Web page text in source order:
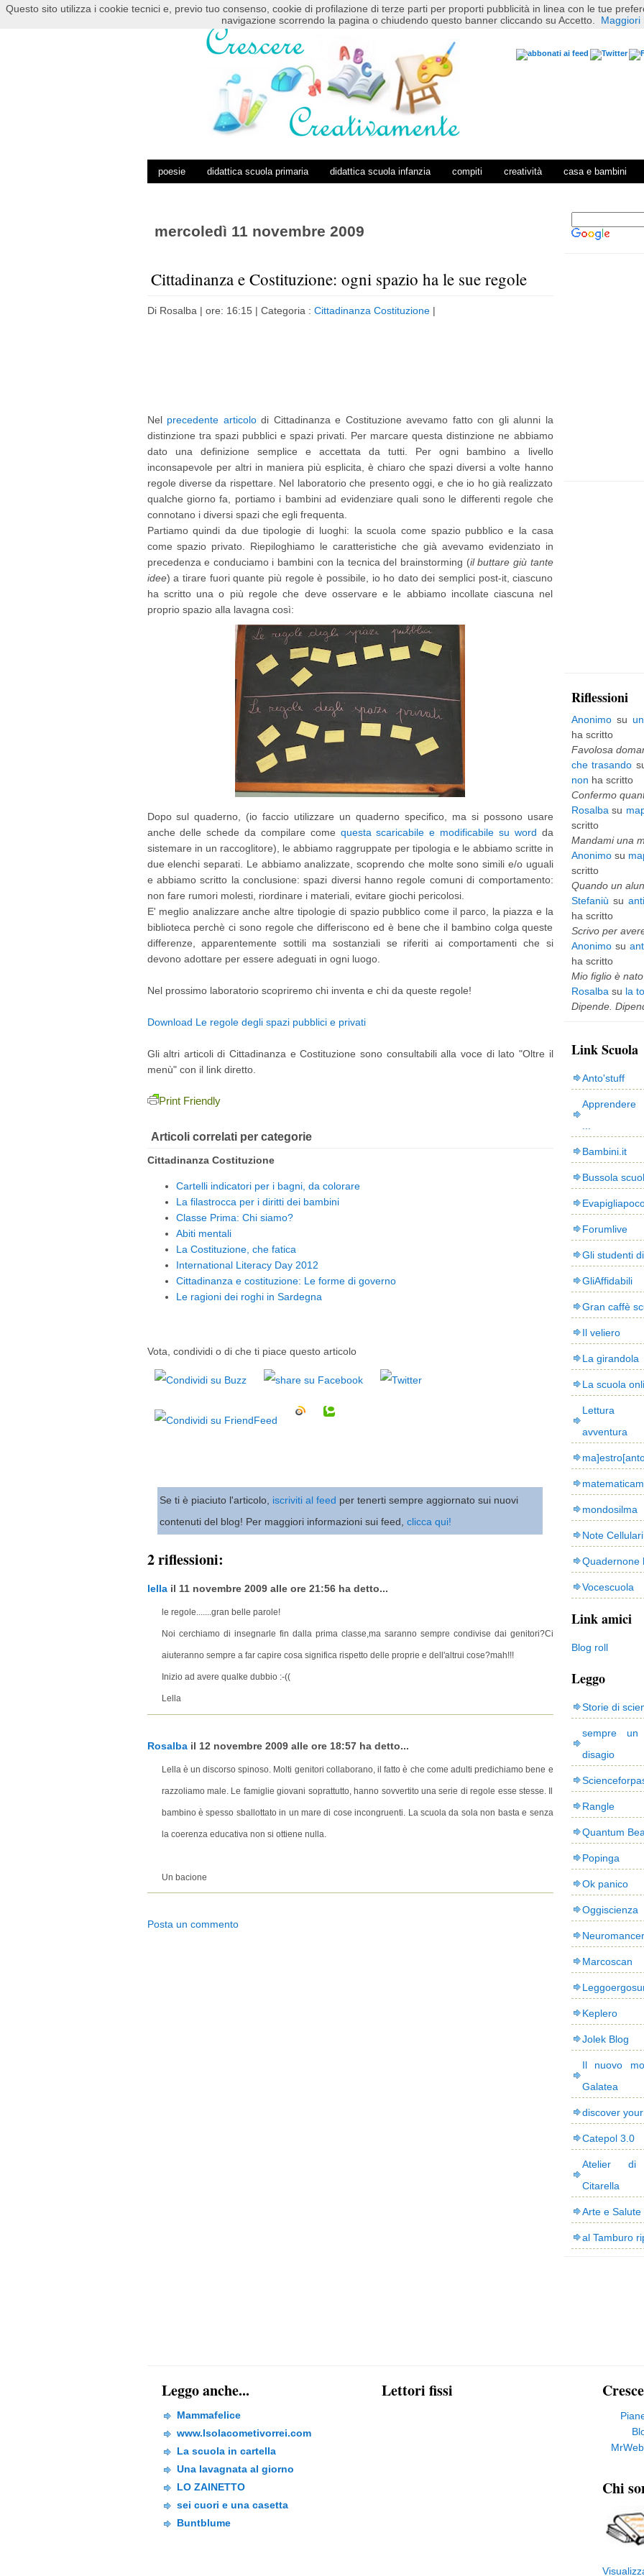
HOME POSTS RSS COMMENTS RSS
poesie didattica scuola primaria didattica scuola infanzia compiti creatività casa e bambini
mercoledì 11 novembre 2009
Cittadinanza e Costituzione: ogni spazio ha le sue regole
Di Rosalba | ore: 16:15 | Categoria : Cittadinanza Costituzione |
Nel precedente articolodi Cittadinanza e Costituzione avevamo fatto con gli alunni la
distinzione tra spazi pubblici e spazi privati. Per marcare questa distinzione ne abbiamo
dato una definizione semplice e accettata da tutti. Per ogni bambino a livello
inconsapevole per altri in maniera più esplicita, è chiaro che spazi diversi a volte hanno
regole diverse da rispettare. Nel laboratorio che presento oggi, e che io ho già realizzato
qualche giorno fa, portiamo i bambini ad evidenziare quali sono le differenti regole che
connotano i diversi spazi che egli frequenta.
Partiamo quindi da due tipologie di luoghi: la scuola come spazio pubblico e la casa
come spazio privato. Riepiloghiamo le caratteristiche che già avevamo evidenziato in
precedenza e conduciamo i bambini con la tecnica del brainstorming (il buttare giù tante
idee) a tirare fuori quante più regole è possibile, io ho dato dei semplici post-it, ciascuno
ha scritto una o più regole che deve osservare e le abbiamo incollate ciascuna nel
proprio spazio alla lavagna così:
Dopo sul quaderno, (io faccio utilizzare un quaderno specifico, ma si possono usare
anche delle schede da compilare come questa scaricabile e modificabile su word da
sistemare in un raccoglitore), le abbiamo raggruppate per tipologia e le abbiamo scritte in
due elenchi separati. Le abbiamo analizzate, scoprendo che molte sono simili e/o uguali
e abbiamo scritto la conclusione: spazi diversi hanno regole comuni di comportamento:
non fare rumori molesti, riordinare i materiali, evitare giochi pericolosi.
E' meglio analizzare anche altre tipologie di spazio pubblico come il parco, la piazza e la
biblioteca perchè ci sono regole che differiscono ed è bene che il bambino colga queste
differenze, apparentemente sottili ma sostanziali se riferiti ai comportamenti che si
devono adottare per essere adeguati in ogni luogo.
Nel prossimo laboratorio scopriremo chi inventa e chi da queste regole!
Download Le regole degli spazi pubblici e privati
Gli altri articoli di Cittadinanza e Costituzione sono consultabili alla voce di lato "Oltre il
menù" con il link diretto.
Print Friendly
Articoli correlati per categorie
Cittadinanza Costituzione
Cartelli indicatori per i bagni, da colorare
La filastrocca per i diritti dei bambini
Classe Prima: Chi siamo?
Abiti mentali
La Costituzione, che fatica
International Literacy Day 2012
Cittadinanza e costituzione: Le forme di governo
Le ragioni dei roghi in Sardegna
Vota, condividi o di che ti piace questo articolo
Se ti è piaciuto l'articolo, iscriviti al feed per tenerti sempre aggiornato sui nuovi
contenuti del blog! Per maggiori informazioni sui feed, clicca qui!
2 riflessioni:
lellail 11 novembre 2009 alle ore 21:56 ha detto...
le regole.......gran belle parole!
Noi cerchiamo di insegnarle fin dalla prima classe,ma saranno sempre condivise dai genitori?Ci
aiuteranno sempre a far capire cosa significa rispetto delle proprie e dell'altrui cose?mah!!!
Inizio ad avere qualke dubbio :-((
Lella
Rosalbail 12 novembre 2009 alle ore 18:57 ha detto...
Lella è un discorso spinoso. Molti genitori collaborano, il fatto è che come adulti predichiamo bene e
razzoliamo male. Le famiglie giovani soprattutto, hanno sovvertito una serie di regole esse stesse. Il
bambino è spesso sballottato in un mare di cose incongruenti. La scuola da sola non basta e senza
la coerenza educativa non si ottiene nulla.
Un bacione
Posta un commento
P
o
h
i
Riflessioni
Anonimosu
ha scritto
Favolosa
che trasando
non ha scritto
Confermo
Rosalba su
scritto
Mandami una
Anonimosu
scritto
Quando un
Stefaniù su
ha scritto
Scrivo per avere
Anonimosu
ha scritto
Mio figlio è nato
Rosalba su la
Dipende.
Link Scuola
Anto'stuff
Bambini.it
Bussola
Forumlive
Gli studenti
GliAffidabili
Gran caffè
Il veliero
La girandola
La scuola
avventura
mondosilma
Note Cellulari
Quadernone
Vocescuola
Link amici
Blog roll
Leggo
Storie di
sempre
disagio
Rangle
Quantum
Popinga
Ok panico
Oggiscienza
Neuromancer
Marcoscan
Keplero
Jolek Blog
Il nuovo
Galatea
discover
Catepol 3.0
Atelier di
Citarella
Arte e Salute
al Tamburo
Leggo anche...
Mammafelice
www.Isolacometivorrei.com
La scuola in cartella
Una lavagnata al giorno
LO ZAINETTO
sei cuori e una casetta
Buntblume
Lettori fissi
Chi
Questo sito utilizza i cookie tecnici e, previo tuo consenso, cookie di profilazione di terze parti per proporti pubblicità in linea con le tue
navigazione scorrendo la pagina o chiudendo questo banner cliccando su Accetto.
Maggiori